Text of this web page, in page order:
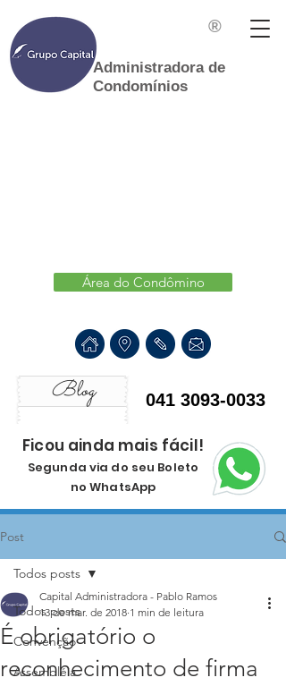
Administradora de
Condomínios
®
Área do Condômino
Blog 041 3093-0033
Ficou ainda mais fácil!
Segunda via do seu Boleto
no WhatsApp
Post
Todos posts
Convenção
Assembléia
Todos posts
É obrigatório o
reconhecimento de firma
Capital Administradora - Pablo Ramos
13 de mar. de 2018 1 min de leitura